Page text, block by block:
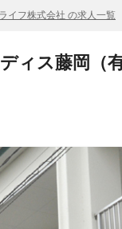
イフ株式会社 の求人一覧
ィス藤岡（